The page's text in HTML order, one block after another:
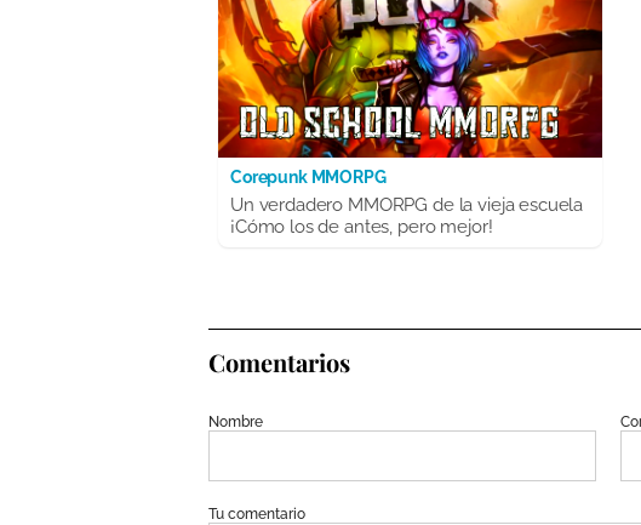
Corepunk MMORPG
Un verdadero MMORPG de la vieja escuela
¡Cómo los de antes, pero mejor!
Comentarios
Nombre
Tu comentario